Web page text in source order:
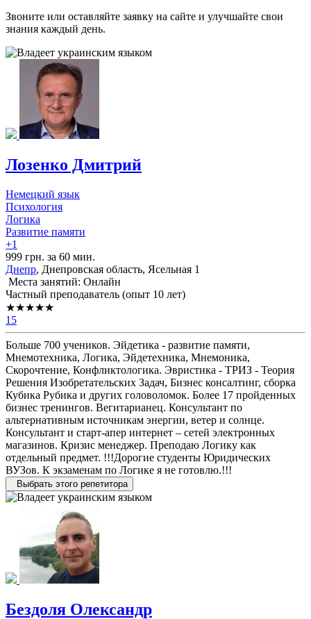
Звоните или оставляйте заявку на сайте и улучшайте свои
знания каждый день.
Лозенко Дмитрий
Немецкий язык
Психология
Логика
Развитие памяти
+1
999 грн. за 60 мин.
Днепр, Днепровская область, Ясельная 1
Места занятий: Онлайн
Частный преподаватель (опыт 10 лет)
★★★★★
15
Больше 700 учеников. Эйдетика - развитие памяти,
Мнемотехника, Логика, Эйдетехника, Мнемоника,
Скорочтение, Конфликтологика. Эвристика - ТРИЗ - Теория
Решения Изобретательских Задач, Бизнес консалтинг, сборка
Кубика Рубика и других головоломок. Более 17 пройденных
бизнес тренингов. Вегитарианец. Консультант по
альтернативным источникам энергии, ветер и солнце.
Консультант и старт-апер интернет – сетей электронных
магазинов. Кризис менеджер. Преподаю Логику как
отдельный предмет. !!!Дорогие студенты Юридических
ВУЗов. К экзаменам по Логике я не готовлю.!!!
Выбрать этого репетитора
Бездоля Олександр